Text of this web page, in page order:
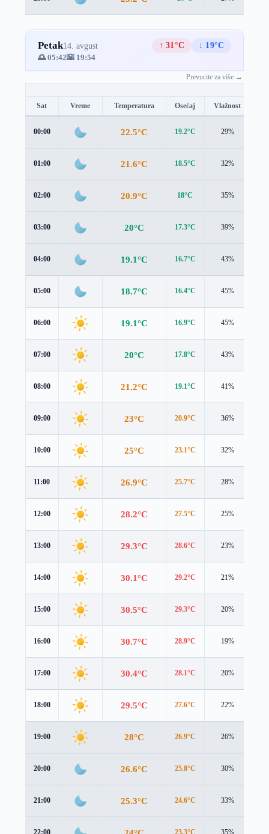
Petak14. avgust ↑ 31°C
↓ 19°C
🌅 05:42🌇 19:54
Prevucite za više →
Sat Vreme Temperatura Osećaj Vlažnost
00:00 22.5°C 19.2°C 29%
01:00 21.6°C 18.5°C 32%
02:00 20.9°C 18°C 35%
03:00 20°C 17.3°C 39%
04:00 19.1°C 16.7°C 43%
05:00 18.7°C 16.4°C 45%
06:00 19.1°C 16.9°C 45%
07:00 20°C 17.8°C 43%
08:00 21.2°C 19.1°C 41%
09:00 23°C 20.9°C 36%
10:00 25°C 23.1°C 32%
11:00 26.9°C 25.7°C 28%
12:00 28.2°C 27.5°C 25%
13:00 29.3°C 28.6°C 23%
14:00 30.1°C 29.2°C 21%
15:00 30.5°C 29.3°C 20%
16:00 30.7°C 28.9°C 19%
17:00 30.4°C 28.1°C 20%
18:00 29.5°C 27.6°C 22%
19:00 28°C 26.9°C 26%
20:00 26.6°C 25.8°C 30%
21:00 25.3°C 24.6°C 33%